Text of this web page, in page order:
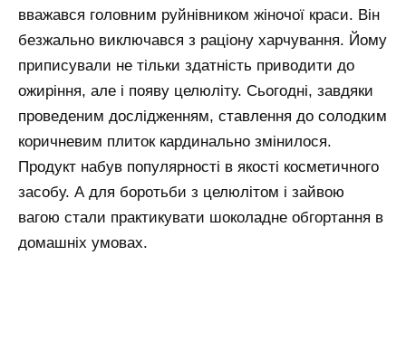
вважався головним руйнівником жіночої краси. Він
безжально виключався з раціону харчування. Йому
приписували не тільки здатність приводити до
ожиріння, але і появу целюліту. Сьогодні, завдяки
проведеним дослідженням, ставлення до солодким
коричневим плиток кардинально змінилося.
Продукт набув популярності в якості косметичного
засобу. А для боротьби з целюлітом і зайвою
вагою стали практикувати шоколадне обгортання в
домашніх умовах.